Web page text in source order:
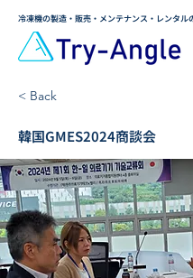
冷凍機の製造・販売・メンテナンス・レンタル
< Back
韓国GMES2024商談会